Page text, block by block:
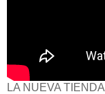
LA NUEVA